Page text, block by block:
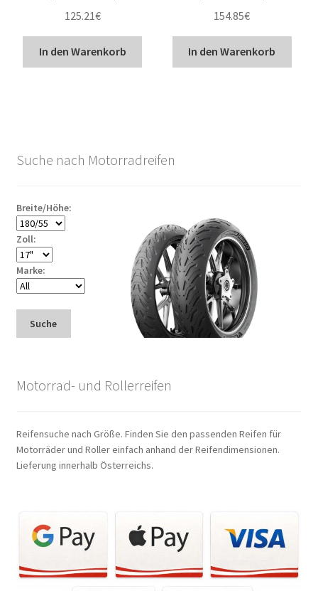
125.21€
In den Warenkorb
154.85€
In den Warenkorb
Suche nach Motorradreifen
Breite/Höhe:
Zoll:
Marke:
Suche
Motorrad- und Rollerreifen
Reifensuche nach Größe. Finden Sie den passenden Reifen für
Motorräder und Roller einfach anhand der Reifendimensionen.
Lieferung innerhalb Österreichs.